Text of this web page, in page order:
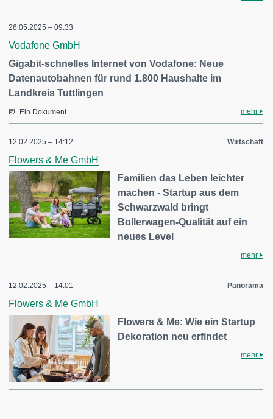
26.05.2025 – 09:33
Vodafone GmbH
Gigabit-schnelles Internet von Vodafone: Neue
Datenautobahnen für rund 1.800 Haushalte im
Landkreis Tuttlingen
Ein Dokument mehr
12.02.2025 – 14:12 Wirtschaft
Flowers & Me GmbH
Familien das Leben leichter
machen - Startup aus dem
Schwarzwald bringt
Bollerwagen-Qualität auf ein
neues Level
mehr
12.02.2025 – 14:01 Panorama
Flowers & Me GmbH
Flowers & Me: Wie ein Startup
Dekoration neu erfindet
mehr